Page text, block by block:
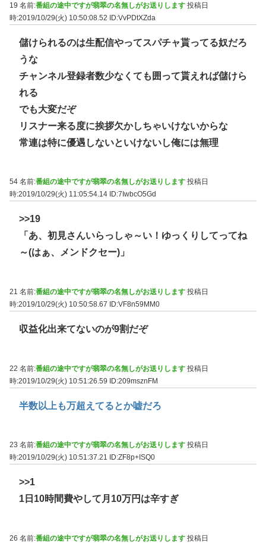
19 名前:番組の途中ですが翡翠の名無しがお送りします 投稿日
時:2019/10/29(火) 10:50:08.52 ID:VvPDtXZda
儲けられるのは生配信やってスパチャ貰ってる奴だろ
うな
チャンネル登録者数少なくても囲って貰えれば儲けら
れる
でも大変だぞ
リスナー来る度に挨拶欠かしちゃいけないからな
常連は特に優遇しないといけないし俺には無理
54 名前:番組の途中ですが翡翠の名無しがお送りします 投稿日
時:2019/10/29(火) 11:05:54.14 ID:7IwbcO5Gd
>>19
「あ、初見さんいらっしゃ～い！ゆっくりしてってね
～(はぁ、メンドクセー)」
21 名前:番組の途中ですが翡翠の名無しがお送りします 投稿日
時:2019/10/29(火) 10:50:58.67
ID:VF8n59MM0
収益化出来てないのが9割だぞ
22 名前:番組の途中ですが翡翠の名無しがお送りします 投稿日
時:2019/10/29(火) 10:51:26.59 ID:209msznFM
半数以上も万超えてるとか嘘だろ
23 名前:番組の途中ですが翡翠の名無しがお送りします 投稿日
時:2019/10/29(火) 10:51:37.21
ID:ZF8p+ISQ0
>>1
1日10時間費やして月10万円は辛すぎ
26 名前:番組の途中ですが翡翠の名無しがお送りします 投稿日